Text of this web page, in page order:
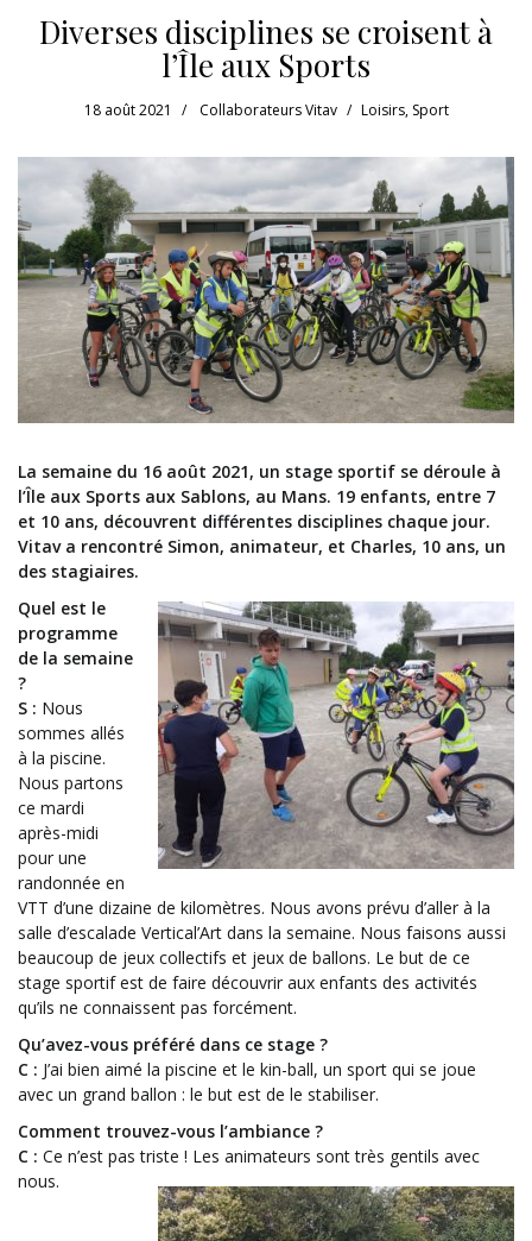
Diverses disciplines se croisent à
l’Île aux Sports
18 août 2021 Collaborateurs Vitav Loisirs, Sport
La semaine du 16 août 2021, un stage sportif se déroule à
l’Île aux Sports aux Sablons, au Mans. 19 enfants, entre 7
et 10 ans, découvrent différentes disciplines chaque jour.
Vitav a rencontré Simon, animateur, et Charles, 10 ans, un
des stagiaires.
Quel est le
programme
de la semaine
?
S : Nous
sommes allés
à la piscine.
Nous partons
ce mardi
après-midi
pour une
randonnée en
VTT d’une dizaine de kilomètres. Nous avons prévu d’aller à la
salle d’escalade Vertical’Art dans la semaine. Nous faisons aussi
beaucoup de jeux collectifs et jeux de ballons. Le but de ce
stage sportif est de faire découvrir aux enfants des activités
qu’ils ne connaissent pas forcément.
Qu’avez-vous préféré dans ce stage ?
C : J’ai bien aimé la piscine et le kin-ball, un sport qui se joue
avec un grand ballon : le but est de le stabiliser.
Comment trouvez-vous l’ambiance ?
C : Ce n’est pas triste ! Les animateurs sont très gentils avec
nous.